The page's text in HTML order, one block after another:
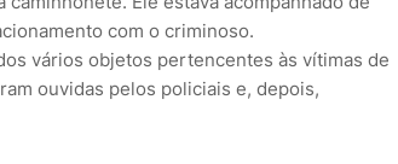
com o criminoso.
vários objetos pertencentes às vítimas de
ouvidas pelos policiais e, depois,